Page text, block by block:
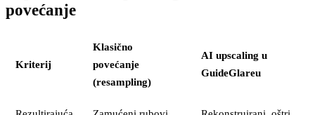
povećanje
Kriterij
Klasično
povećanje
(resampling)
AI upscaling u
GuideGlareu